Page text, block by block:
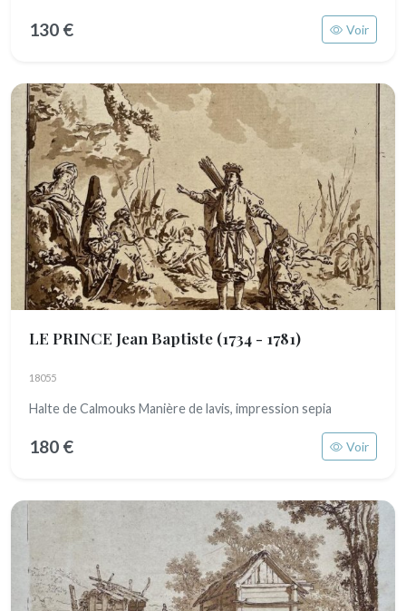
130 € Voir
LE PRINCE Jean Baptiste (1734 - 1781)
18055
Halte de Calmouks Manière de lavis, impression sepia
180 € Voir